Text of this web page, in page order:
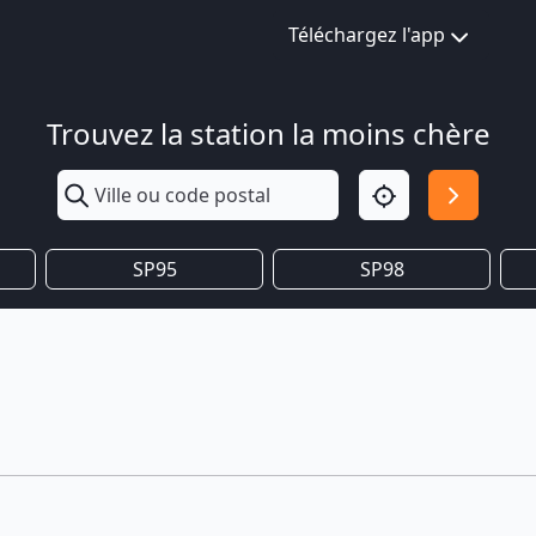
Téléchargez l'app
Trouvez la station la moins chère
SP95 SP98